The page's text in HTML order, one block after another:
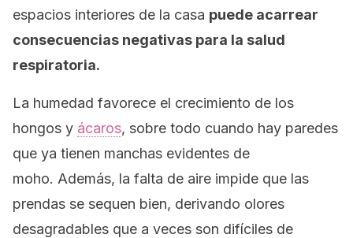
espacios interiores de la casa puede acarrear
consecuencias negativas para la salud
respiratoria.
La humedad favorece el crecimiento de los
hongos y ácaros, sobre todo cuando hay paredes
que ya tienen manchas evidentes de
moho. Además, la falta de aire impide que las
prendas se sequen bien, derivando olores
desagradables que a veces son difíciles de